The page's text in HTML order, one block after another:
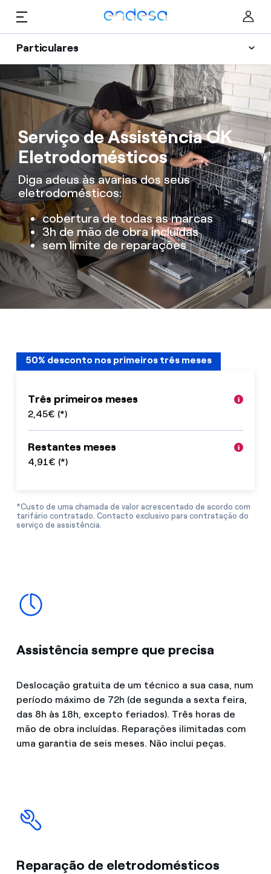
Particulares
Luz e Gás
Serviços
Vantagens
Apoio
Blog
Quem somos
Informação Útil
My Endesa
Contactos
Particulares Selected item
Negócios
Corporate
Serviço de Assistência OK
Eletrodomésticos
Diga adeus às avarias dos seus
eletrodomésticos:
cobertura de todas as marcas
3h de mão de obra incluídas
sem limite de reparações
Eletrodomésticos
Diga adeus às avarias dos seus
eletrodomésticos:
cobertura de todas as marcas
3h de mão de obra incluídas
sem limite de reparações
50% desconto nos primeiros três meses
Três primeiros meses
2,45€ (*)
Restantes meses
4,91€ (*)
*Custo de uma chamada de valor acrescentado de acordo com
tarifário contratado. Contacto exclusivo para contratação do
serviço de assistência.
Assistência sempre que precisa
Deslocação gratuita de um técnico a sua casa, num
período máximo de 72h (de segunda a sexta feira,
das 8h às 18h, excepto feriados). Três horas de
mão de obra incluídas. Reparações ilimitadas com
uma garantia de seis meses. Não inclui peças.
Reparação de eletrodomésticos